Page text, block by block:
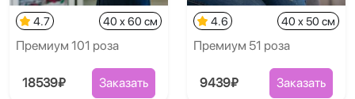
4.7 40 x 60 см
Премиум 101 роза
18539₽ Заказать
4.6 40 x 50 см
Премиум 51 роза
9439₽ Заказать